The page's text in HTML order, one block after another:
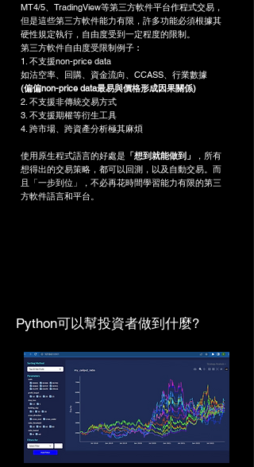
MT4/5、TradingView等第三方軟件平台作程式交易，
但是這些第三方軟件能力有限，許多功能必須根據其
硬性規定執行，自由度受到一定程度的限制。
第三方軟件自由度受限制例子︰
1. 不支援non-price data
如沽空率、回購、資金流向、CCASS、行業數據
(偏偏non-price data最易與價格形成因果關係)
2. 不支援非傳統交易方式
3. 不支援期權等衍生工具
4. 跨市場、跨資產分析極其麻煩
使用原生程式語言的好處是 「想到就能做到」
，所有
想得出的交易策略，都可以回測，以及自動交易。而
且「一步到位」，不必再花時間學習能力有限的第三
方軟件語言和平台。
Python可以幫投資者做到什麼?